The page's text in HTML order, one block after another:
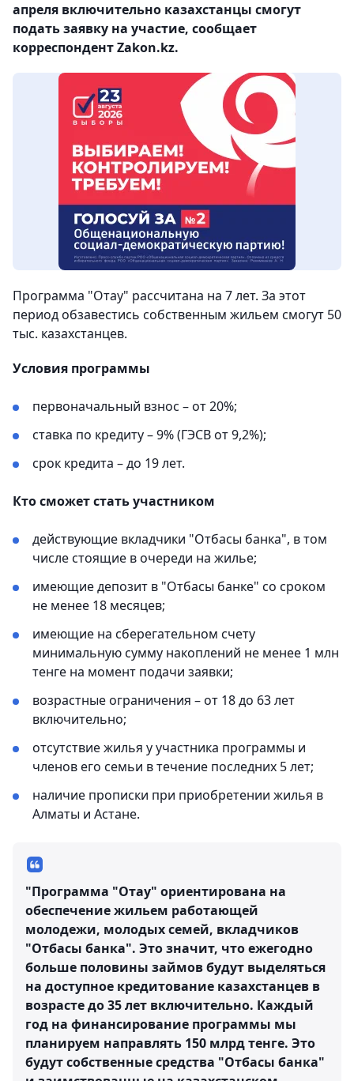
апреля включительно казахстанцы смогут
подать заявку на участие, сообщает
корреспондент Zakon.kz.
Программа "Отау" рассчитана на 7 лет. За этот
период обзавестись собственным жильем смогут 50
тыс. казахстанцев.
Условия программы
первоначальный взнос – от 20%;
ставка по кредиту – 9% (ГЭСВ от 9,2%);
срок кредита – до 19 лет.
Кто сможет стать участником
действующие вкладчики "Отбасы банка", в том
числе стоящие в очереди на жилье;
имеющие депозит в "Отбасы банке" со сроком
не менее 18 месяцев;
имеющие на сберегательном счету
минимальную сумму накоплений не менее 1 млн
тенге на момент подачи заявки;
возрастные ограничения – от 18 до 63 лет
включительно;
отсутствие жилья у участника программы и
членов его семьи в течение последних 5 лет;
наличие прописки при приобретении жилья в
Алматы и Астане.
"Программа "Отау" ориентирована на
обеспечение жильем работающей
молодежи, молодых семей, вкладчиков
"Отбасы банка". Это значит, что ежегодно
больше половины займов будут выделяться
на доступное кредитование казахстанцев в
возрасте до 35 лет включительно. Каждый
год на финансирование программы мы
планируем направлять 150 млрд тенге. Это
будут собственные средства "Отбасы банка"